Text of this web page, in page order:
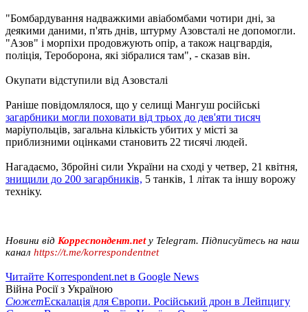
"Бомбардування надважкими авіабомбами чотири дні, за
деякими даними, п'ять днів, штурму Азовсталі не допомогли.
"Азов" і морпіхи продовжують опір, а також нацгвардія,
поліція, Тероборона, які зібралися там", - сказав він.
Окупати відступили від Азовсталі
Раніше повідомлялося, що у селищі Мангуш російські
загарбники могли поховати від трьох до дев'яти тисяч
маріупольців, загальна кількість убитих у місті за
приблизними оцінками становить 22 тисячі людей.
Нагадаємо, Збройні сили України на сході у четвер, 21 квітня,
знищили до 200 загарбників, 5 танків, 1 літак та іншу ворожу
техніку.
Новини від Корреспондент.netу Telegram. Підписуйтесь на наш
канал https://t.me/korrespondentnet
Читайте Korrespondent.net в Google News
Війна Росії з Україною
СюжетЕскалація для Європи. Російський дрон в Лейпцигу